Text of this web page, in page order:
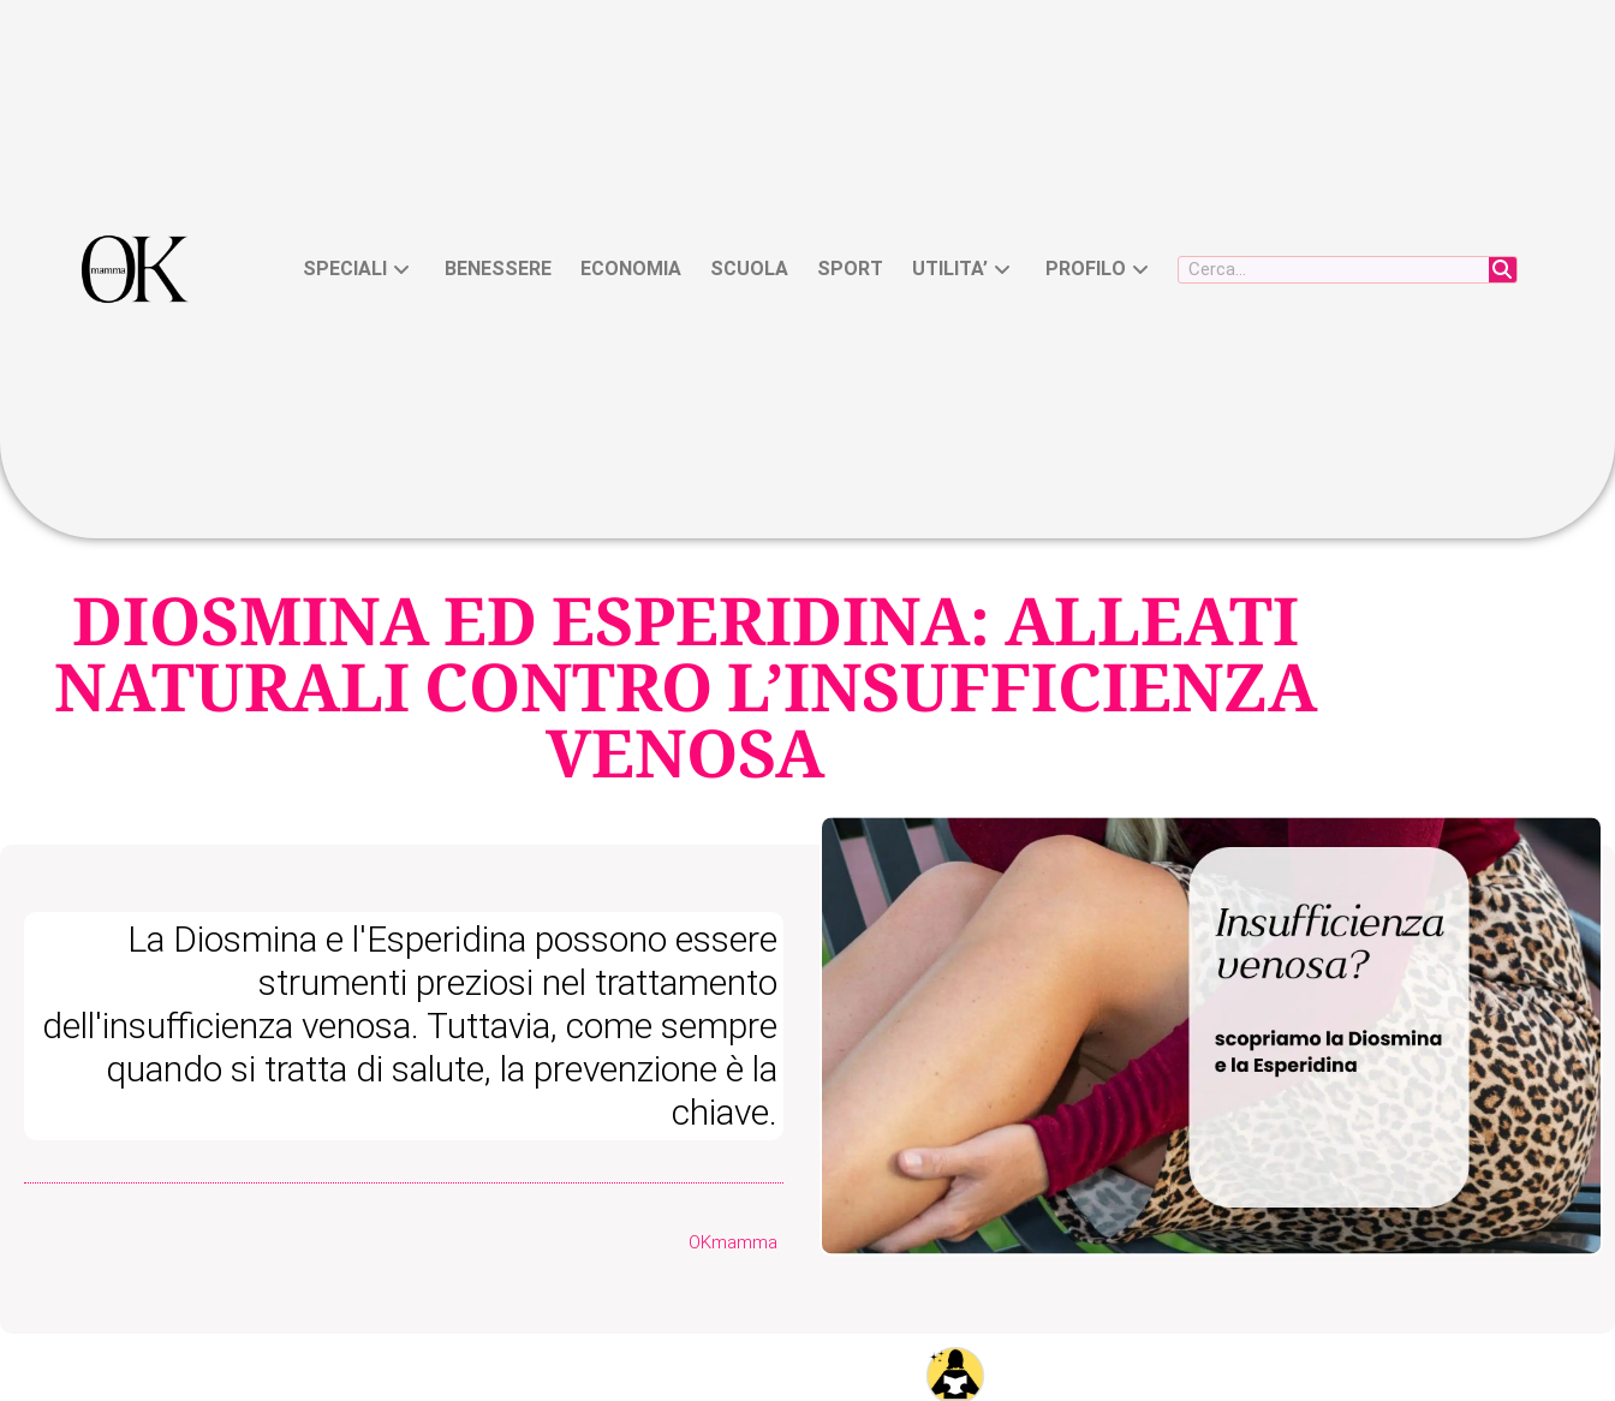
SPECIALI BENESSERE ECONOMIA SCUOLA SPORT UTILITA’ PROFILO
DIOSMINA ED ESPERIDINA: ALLEATI
NATURALI CONTRO L’INSUFFICIENZA
VENOSA
La Diosmina e l'Esperidina possono essere
strumenti preziosi nel trattamento
dell'insufficienza venosa. Tuttavia, come sempre
quando si tratta di salute, la prevenzione è la
chiave.
OKmamma